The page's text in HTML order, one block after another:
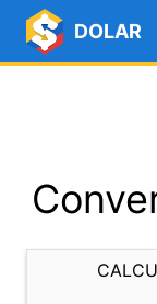
DOLAR